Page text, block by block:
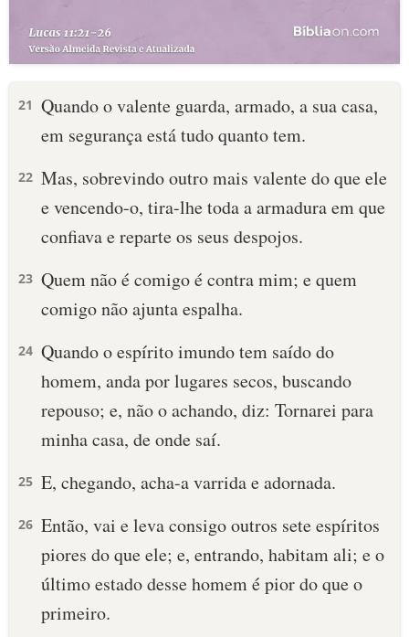
21 Quando o valente guarda, armado, a sua casa,
em segurança está tudo quanto tem.
22 Mas, sobrevindo outro mais valente do que ele
e vencendo-o, tira-lhe toda a armadura em que
confiava e reparte os seus despojos.
23 Quem não é comigo é contra mim; e quem
comigo não ajunta espalha.
24 Quando o espírito imundo tem saído do
homem, anda por lugares secos, buscando
repouso; e, não o achando, diz: Tornarei para
minha casa, de onde saí.
25 E, chegando, acha-a varrida e adornada.
26 Então, vai e leva consigo outros sete espíritos
piores do que ele; e, entrando, habitam ali; e o
último estado desse homem é pior do que o
primeiro.